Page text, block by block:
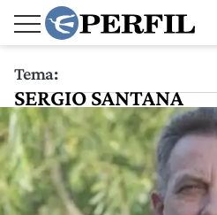
Tema:
SERGIO SANTANA